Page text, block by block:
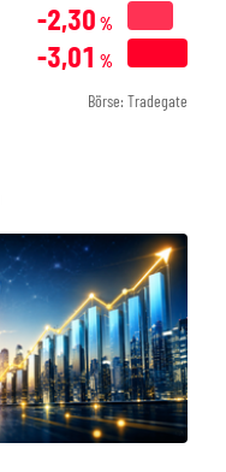
-2,30 %
-3,01 %
Börse: Tradegate